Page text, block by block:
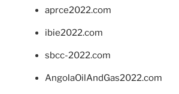
aprce2022.com
ibie2022.com
sbcc-2022.com
AngolaOilAndGas2022.com